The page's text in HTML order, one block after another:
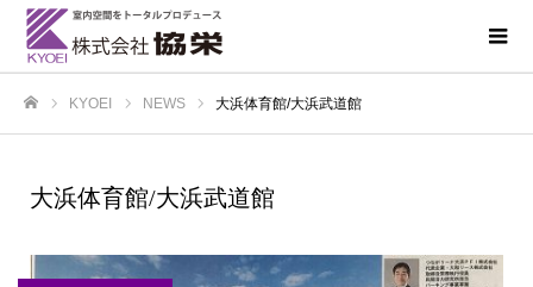
KYOEI NEWS 大浜体育館/大浜武道館
大浜体育館/大浜武道館